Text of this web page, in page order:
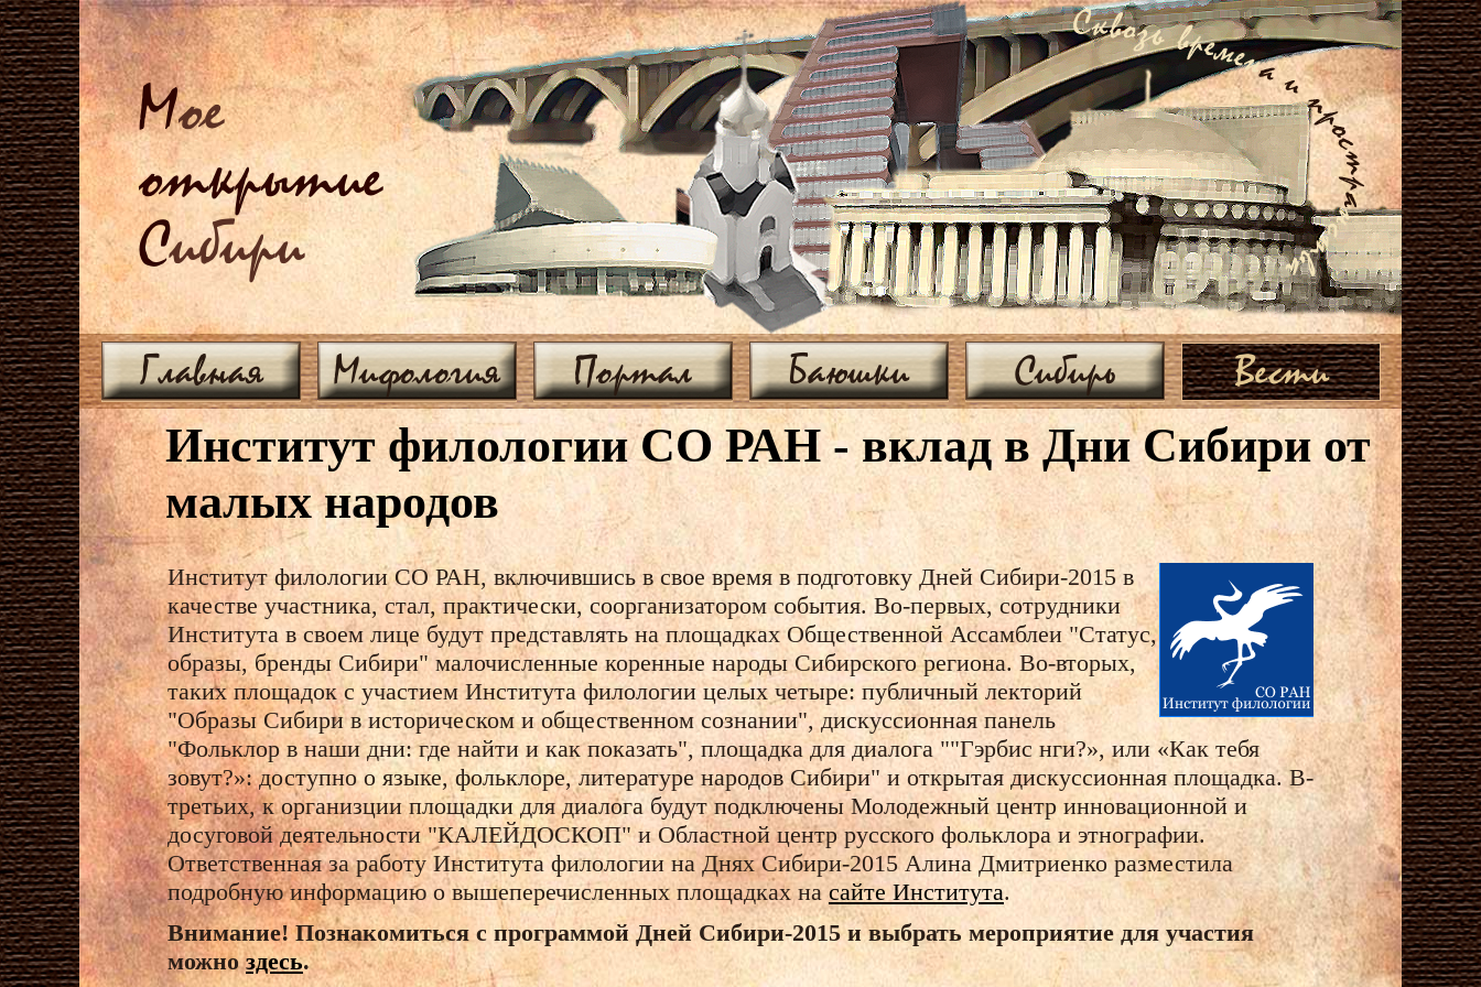
Мое
открытие
Сибири
Главная Мифология Портал Баюшки Сибирь Вести
Институт филологии СО РАН - вклад в Дни Сибири от
малых народов
Институт филологии СО РАН, включившись в свое время в подготовку Дней Сибири-2015 в
качестве участника, стал, практически, соорганизатором события. Во-первых, сотрудники
Института в своем лице будут представлять на площадках Общественной Ассамблеи "Статус,
образы, бренды Сибири" малочисленные коренные народы Сибирского региона. Во-вторых,
таких площадок с участием Института филологии целых четыре: публичный лекторий
"Образы Сибири в историческом и общественном сознании", дискуссионная панель
"Фольклор в наши дни: где найти и как показать", площадка для диалога ""Гэрбис нги?», или «Как тебя
зовут?»: доступно о языке, фольклоре, литературе народов Сибири" и открытая дискуссионная площадка. В-
третьих, к организции площадки для диалога будут подключены Молодежный центр инновационной и
досуговой деятельности "КАЛЕЙДОСКОП" и Областной центр русского фольклора и этнографии.
Ответственная за работу Института филологии на Днях Сибири-2015 Алина Дмитриенко разместила
подробную информацию о вышеперечисленных площадках на сайте Института.
Внимание! Познакомиться с программой Дней Сибири-2015 и выбрать мероприятие для участия
можноздесь.